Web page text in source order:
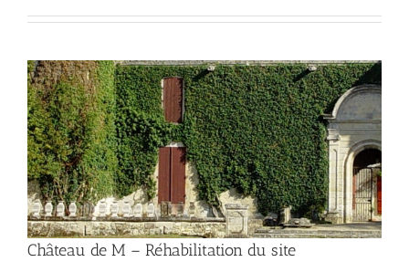
Château de M – Réhabilitation du site